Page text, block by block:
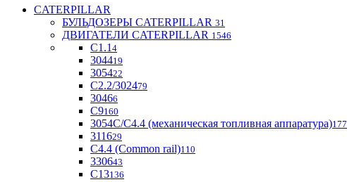
CATERPILLAR
БУЛЬДОЗЕРЫ CATERPILLAR 31
ДВИГАТЕЛИ CATERPILLAR 1546
C1.1 4
304419
305422
С2.2/302479
30466
С9160
3054С/С4.4 (механическая топливная аппаратура)177
311629
С4.4 (Common rail)110
330643
С13136